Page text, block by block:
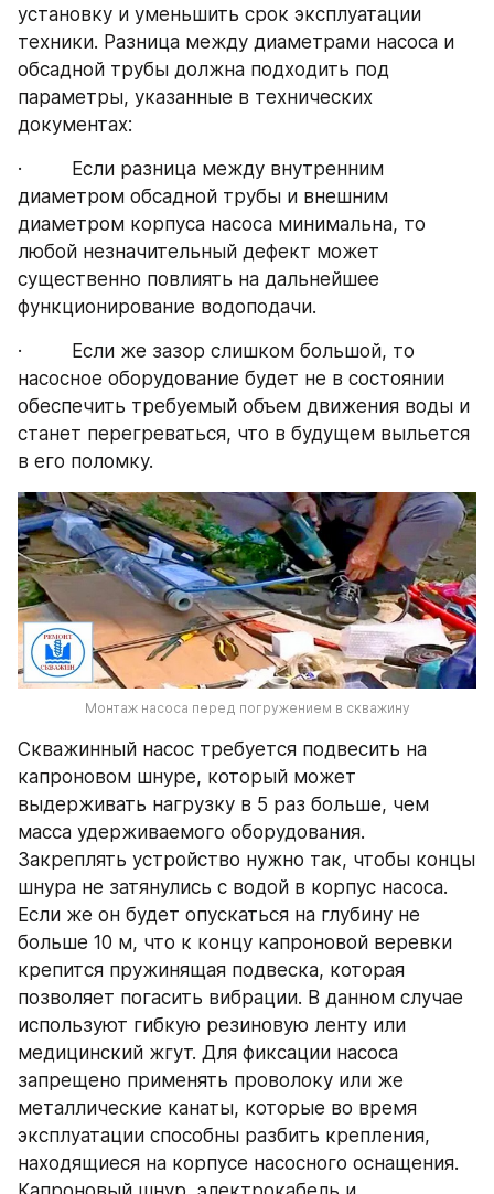
установку и уменьшить срок эксплуатации
техники. Разница между диаметрами насоса и
обсадной трубы должна подходить под
параметры, указанные в технических
документах:
·         Если разница между внутренним
диаметром обсадной трубы и внешним
диаметром корпуса насоса минимальна, то
любой незначительный дефект может
существенно повлиять на дальнейшее
функционирование водоподачи.
·         Если же зазор слишком большой, то
насосное оборудование будет не в состоянии
обеспечить требуемый объем движения воды и
станет перегреваться, что в будущем выльется
в его поломку.
Монтаж насоса перед погружением в скважину
Скважинный насос требуется подвесить на
капроновом шнуре, который может
выдерживать нагрузку в 5 раз больше, чем
масса удерживаемого оборудования.
Закреплять устройство нужно так, чтобы концы
шнура не затянулись с водой в корпус насоса.
Если же он будет опускаться на глубину не
больше 10 м, что к концу капроновой веревки
крепится пружинящая подвеска, которая
позволяет погасить вибрации. В данном случае
используют гибкую резиновую ленту или
медицинский жгут. Для фиксации насоса
запрещено применять проволоку или же
металлические канаты, которые во время
эксплуатации способны разбить крепления,
находящиеся на корпусе насосного оснащения.